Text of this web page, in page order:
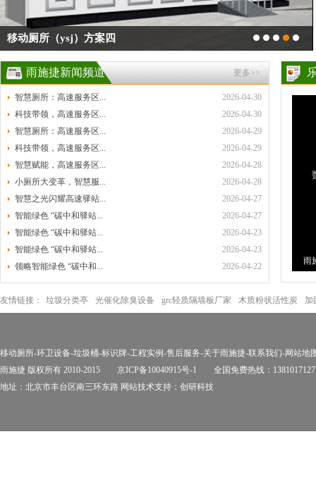
移动厕所（ysj）方案四
更多>>
雨施捷新闻频道
2026-04-30
智慧厕所：高速服务区...
2026-04-30
科技带领，高速服务区...
2026-04-29
智慧厕所：高速服务区...
2026-04-29
科技带领，高速服务区...
2026-04-28
智慧赋能，高速服务区...
2026-04-28
小厕所大变革，智慧服...
2026-04-27
智慧之光闪耀高速驿站...
2026-04-27
智能绿色 “碳中和驿站...
2026-04-23
智能绿色 “碳中和驿站...
2026-04-23
智能绿色 “碳中和驿站...
2026-04-22
领略智能绿色 “碳中和...
雨
环
友情链接：
垃圾分类亭 光催化除臭设备 grc轻质隔墙板厂家 木质粉状活性炭 加
移动厕所-环卫设备-垃圾桶-标识牌-工程实例-售后服务-关于雨施捷-联系我们-网站地
雨施捷 版权所有 2010-2015 京ICP备10040915号-1
全国免费热线：
地址：北京市丰台区南三环东路 网站技术支持： 创研科技